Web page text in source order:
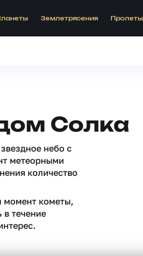
Землетрясения Пролеты
Солка
небо c
метеорными
количество
момент кометы,
течение